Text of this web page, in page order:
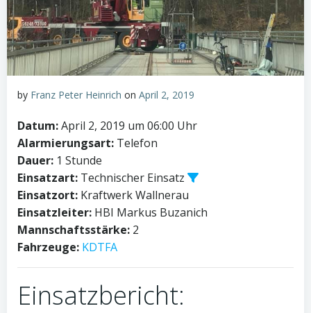
by Franz Peter Heinrich on April 2, 2019
Datum:April 2, 2019 um 06:00 Uhr
Alarmierungsart: Telefon
Dauer: 1 Stunde
Einsatzart: Technischer Einsatz
Einsatzort: Kraftwerk Wallnerau
Einsatzleiter: HBI Markus Buzanich
Mannschaftsstärke: 2
Fahrzeuge: KDTFA
Einsatzbericht: